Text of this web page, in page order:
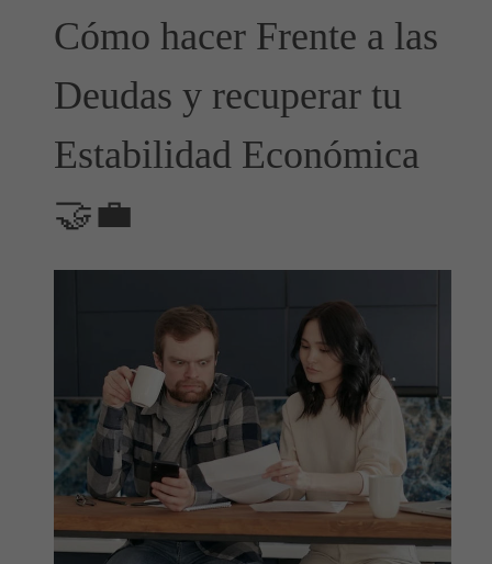
Cómo hacer Frente a las
Deudas y recuperar tu
Estabilidad Económica
🤝💼